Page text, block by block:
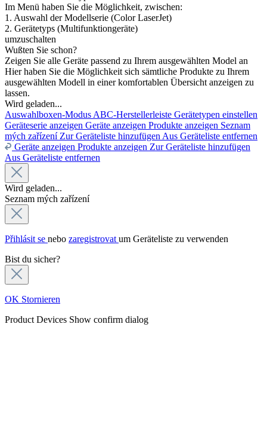
Im Menü haben Sie die Möglichkeit, zwischen:
1. Auswahl der Modellserie (Color LaserJet)
2. Gerätetyps (Multifunktiongeräte)
umzuschalten
Wußten Sie schon?
Zeigen Sie alle Geräte passend zu Ihrem ausgewählten Model an
Hier haben Sie die Möglichkeit sich sämtliche Produkte zu Ihrem
ausgewählten Modell in einer komfortablen Übersicht anzeigen zu
lassen.
Wird geladen...
Auswahlboxen-Modus ABC-Herstellerleiste Gerätetypen einstellen
Geräteserie anzeigen Geräte anzeigen Produkte anzeigen Seznam
mých zařízení Zur Geräteliste hinzufügen Aus Geräteliste entfernen
Geräte anzeigen Produkte anzeigen Zur Geräteliste hinzufügen
Aus Geräteliste entfernen
Wird geladen...
Seznam mých zařízení
Přihlásit se nebo zaregistrovat um Geräteliste zu verwenden
Bist du sicher?
OK Stornieren
Product Devices Show confirm dialog